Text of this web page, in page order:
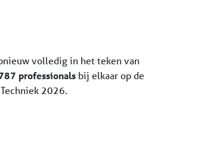
volledig in het teken van
professionals bij elkaar op de
2026.